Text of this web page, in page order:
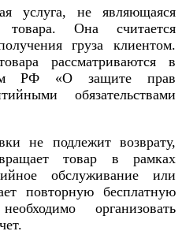
услуга, не являющаяся
товара. Она считается
груза клиентом.
рассматриваются в
РФ «О защите прав
обязательствами
не подлежит возврату,
товар в рамках
обслуживание или
повторную бесплатную
организовать